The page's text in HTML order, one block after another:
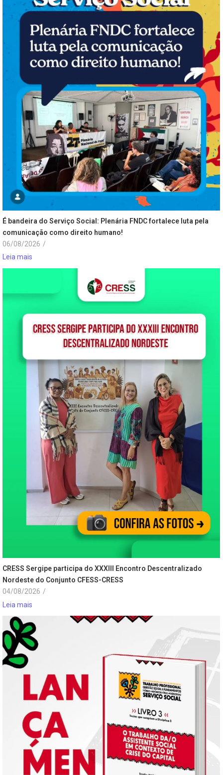
É bandeira do Serviço Social: Plenária FNDC fortalece luta pela
comunicação como direito humano!
06/08/2026 /
Leia mais
CRESS Sergipe participa do XXXIII Encontro Descentralizado
Nordeste do Conjunto CFESS-CRESS
04/08/2026 /
Leia mais